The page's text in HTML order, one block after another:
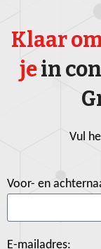
Klaar
jein
Vul
Voor- en
E-mailadres: